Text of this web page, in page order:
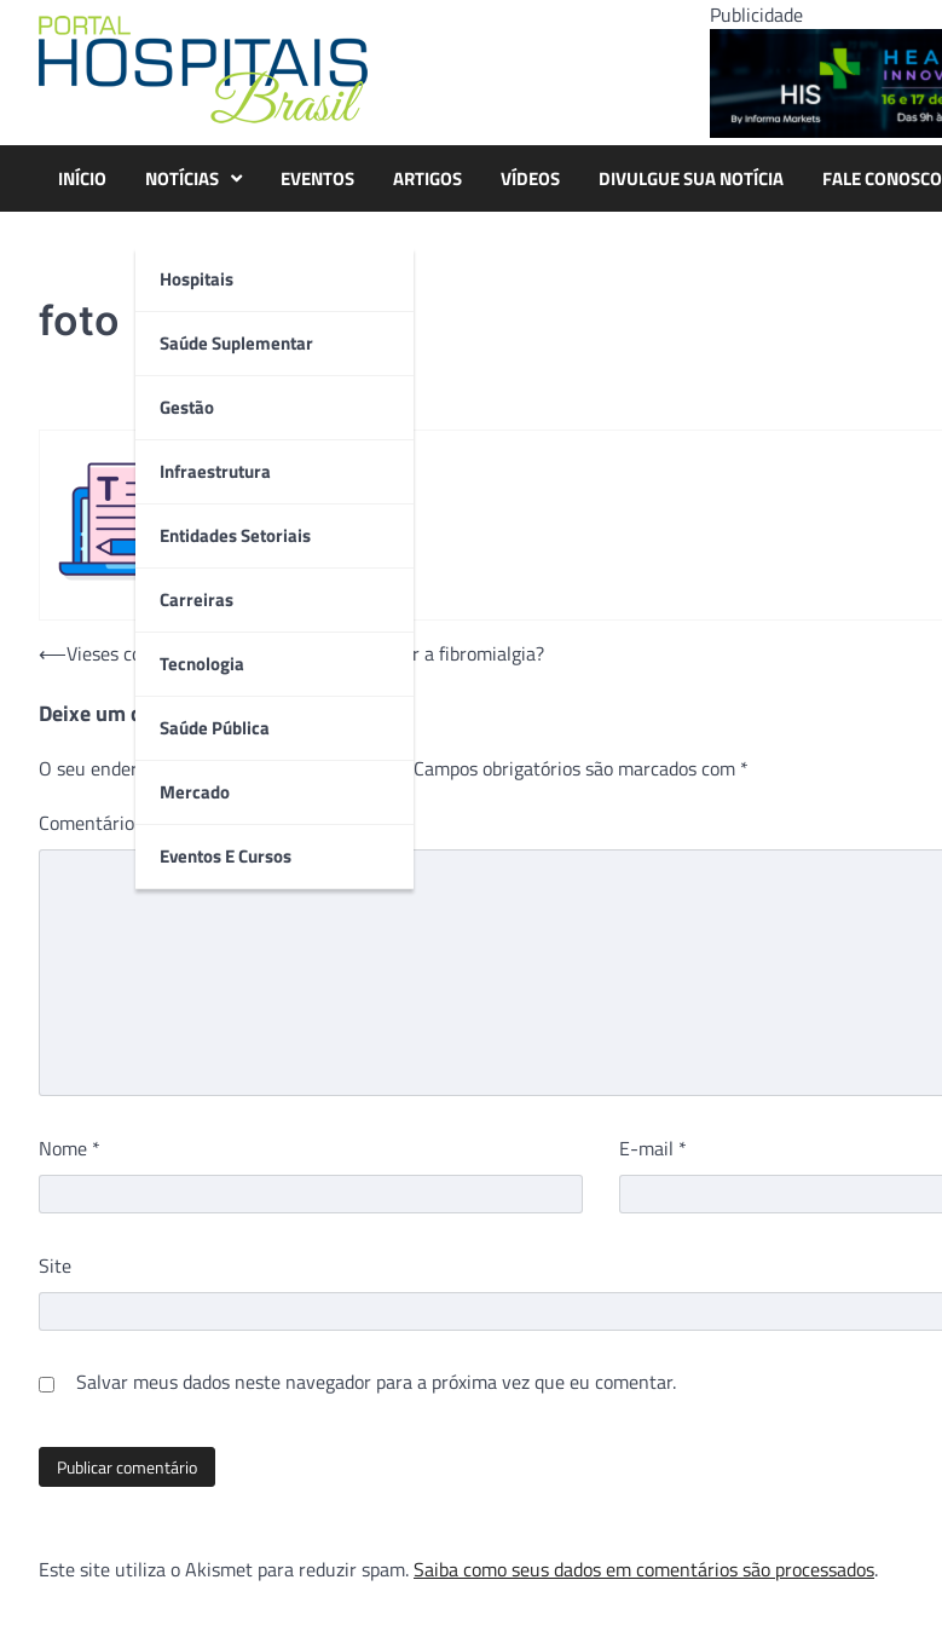
content
Publicidade
INÍCIO NOTÍCIAS
Hospitais
Saúde Suplementar
Gestão
Infraestrutura
Entidades Setoriais
Carreiras
Tecnologia
Saúde Pública
Mercado
Eventos E Cursos
EVENTOS ARTIGOS VÍDEOS DIVULGUE SUA NOTÍCIA FALE CONOSCO
foto
Navegação
Post
⟵Vieses cognitivos: afinal, como diagnosticar a fibromialgia?
Deixe um comentário
O seu endereço de e-mail não será publicado. Campos obrigatórios são marcados com *
Comentário
Nome * E-mail *
Site
Salvar meus dados neste navegador para a próxima vez que eu comentar.
Este site utiliza o Akismet para reduzir spam.Saiba como seus dados em comentários são processados.